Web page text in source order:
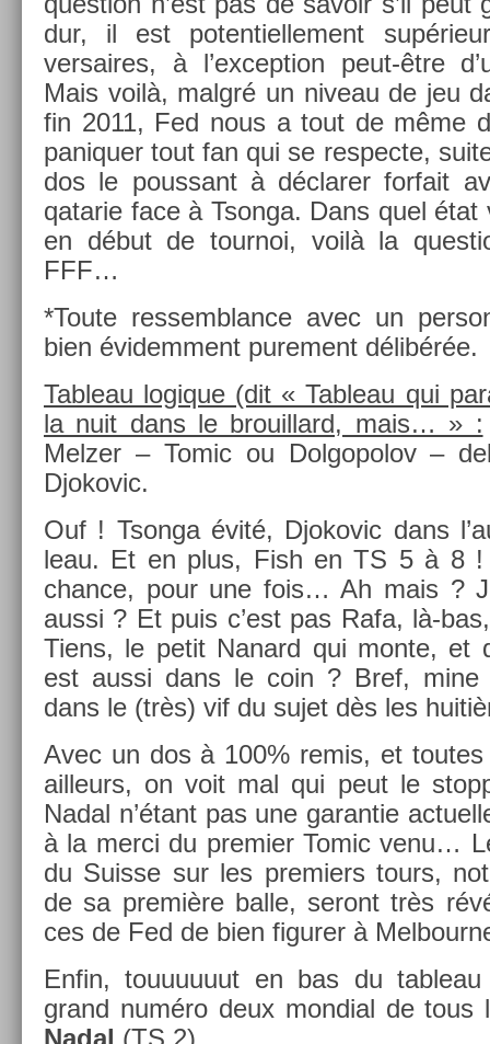
dur, il est poten­tiel­le­ment
versaires, à l’ex­cep­tion peut-être
Mais voilà, malgré un niveau de jeu
fin 2011, Fed nous a tout de même
paniqu­er tout fan qui se re­spec­te,
dos le pous­sant à déclar­er for­fait
qatarie face à Tson­ga. Dans quel
en début de tour­noi, voilà la
FFF…
*Toute re­ssemblan­ce avec un
bien évidem­ment pure­ment délibérée.
Tab­leau logique (dit « Tab­leau qui
la nuit dans le brouil­lard, mais… » :
Melz­er – Tomic ou Dol­gopolov –
Djokovic.
Ouf ! Tson­ga évité, Djokovic dans
leau. Et en plus, Fish en TS 5 à 8 !
chan­ce, pour une fois… Ah mais ?
aussi ? Et puis c’est pas Rafa, là-
Tiens, le petit Nanard qui monte, et
est aussi dans le coin ? Bref,
dans le (très) vif du sujet dès les
Avec un dos à 100% remis, et
ail­leurs, on voit mal qui peut le
Nadal n’étant pas une garan­tie
à la merci du pre­mi­er Tomic venu…
du Suis­se sur les pre­mi­ers tours,
de sa première balle, seront très
ces de Fed de bien figur­er à
Enfin, touuuuuut en bas du
grand numéro deux mon­di­al de
Nadal (TS 2).